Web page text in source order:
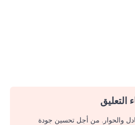
والحوار. من أجل تحسين جودة